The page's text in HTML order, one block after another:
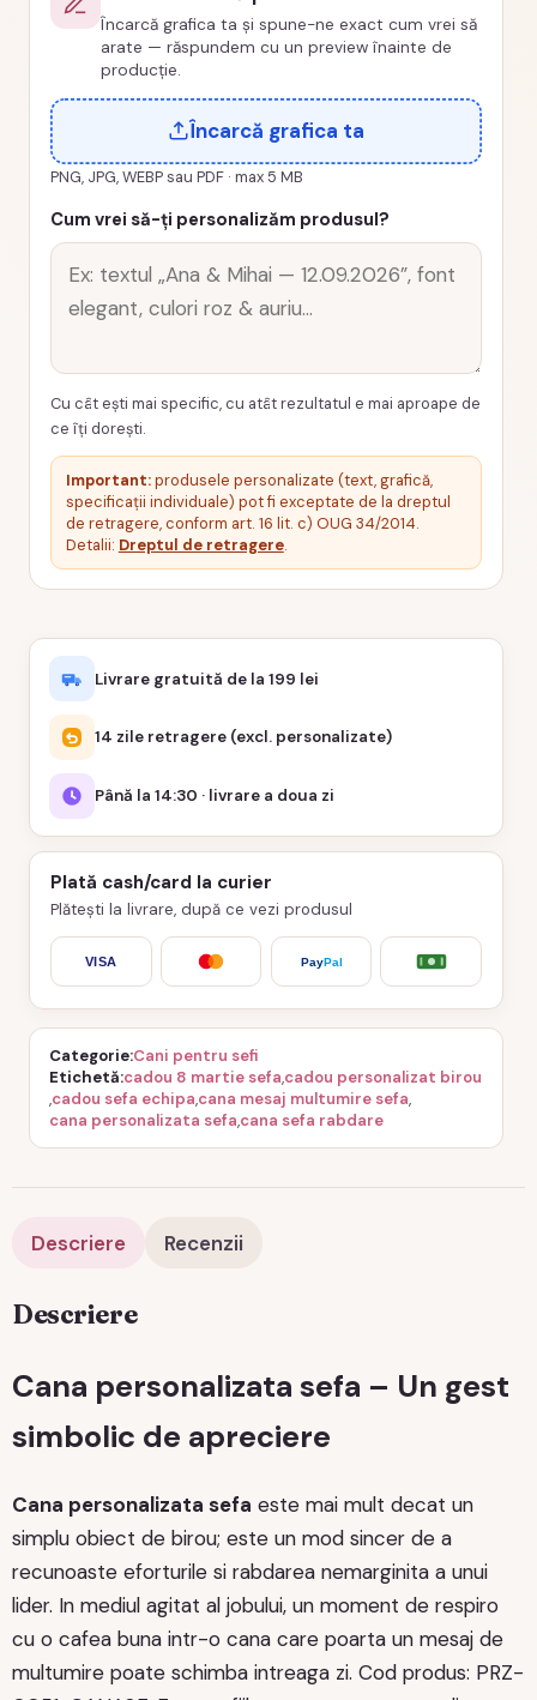
0051-
CANASF
Încarcă grafica ta și spune-ne exact cum vrei să
arate — răspundem cu un preview înainte de
producție.
Încarcă grafica ta
PNG, JPG, WEBP sau PDF · max 5 MB
Cum vrei să-ți personalizăm produsul?
Cu cât ești mai specific, cu atât rezultatul e mai aproape de
ce îți dorești.
Important:produsele personalizate (text, grafică,
specificații individuale) pot fi exceptate de la dreptul
de retragere, conform art. 16 lit. c) OUG 34/2014.
Detalii: Dreptul de retragere.
Livrare gratuită de la 199 lei
14 zile retragere (excl. personalizate)
Până la 14:30 · livrare a doua zi
Plată cash/card la curier
Plătești la livrare, după ce vezi produsul
VISA PayPal
Categorie Cani pentru sefi
Etichetă cadou 8 martie sefa,cadou personalizat birou
,cadou sefa echipa,cana mesaj multumire sefa,
cana personalizata sefa,cana sefa rabdare
Descriere Recenzii
Descriere
Cana personalizata sefa – Un gest
simbolic de apreciere
Cana personalizata sefa este mai mult decat un
simplu obiect de birou; este un mod sincer de a
recunoaste eforturile si rabdarea nemarginita a unui
lider. In mediul agitat al jobului, un moment de respiro
cu o cafea buna intr-o cana care poarta un mesaj de
multumire poate schimba intreaga zi. Cod produs: PRZ-